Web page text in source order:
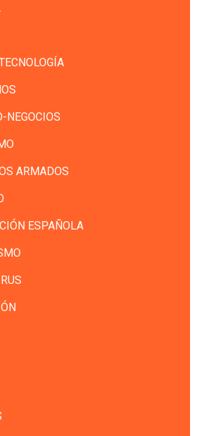
NEGOCIOS
ARMADOS
ESPAÑOLA